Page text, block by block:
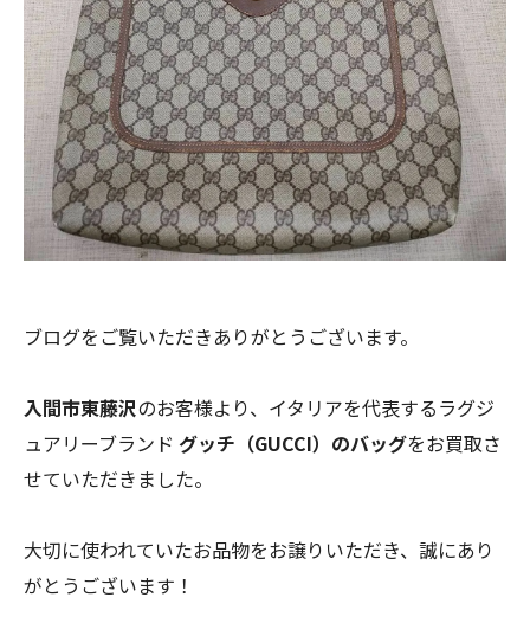
ブログをご覧いただきありがとうございます。
入間市東藤沢のお客様より、イタリアを代表するラグジ
ュアリーブランド グッチ（GUCCI）のバッグをお買取さ
せていただきました。
大切に使われていたお品物をお譲りいただき、誠にあり
がとうございます！